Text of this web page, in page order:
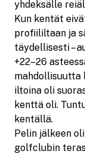
yhdeksälle
Kun kentät
profiililtaan ja
täydellisesti –
+22–26
mahdollisuutta
iltoina oli
kenttä oli.
kentällä.
Pelin jälkeen
golfclubin